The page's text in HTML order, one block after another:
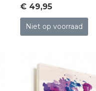
€ 49,95
Niet op voorraad